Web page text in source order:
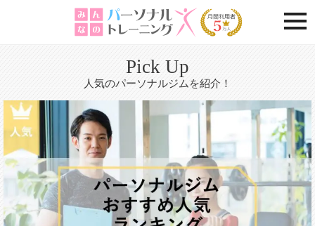
Pick Up
人気のパーソナルジムを紹介！